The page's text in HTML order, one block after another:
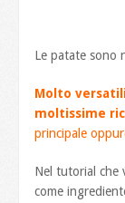
Le patate sono
Molto
moltissime
principale
Nel tutorial che
come